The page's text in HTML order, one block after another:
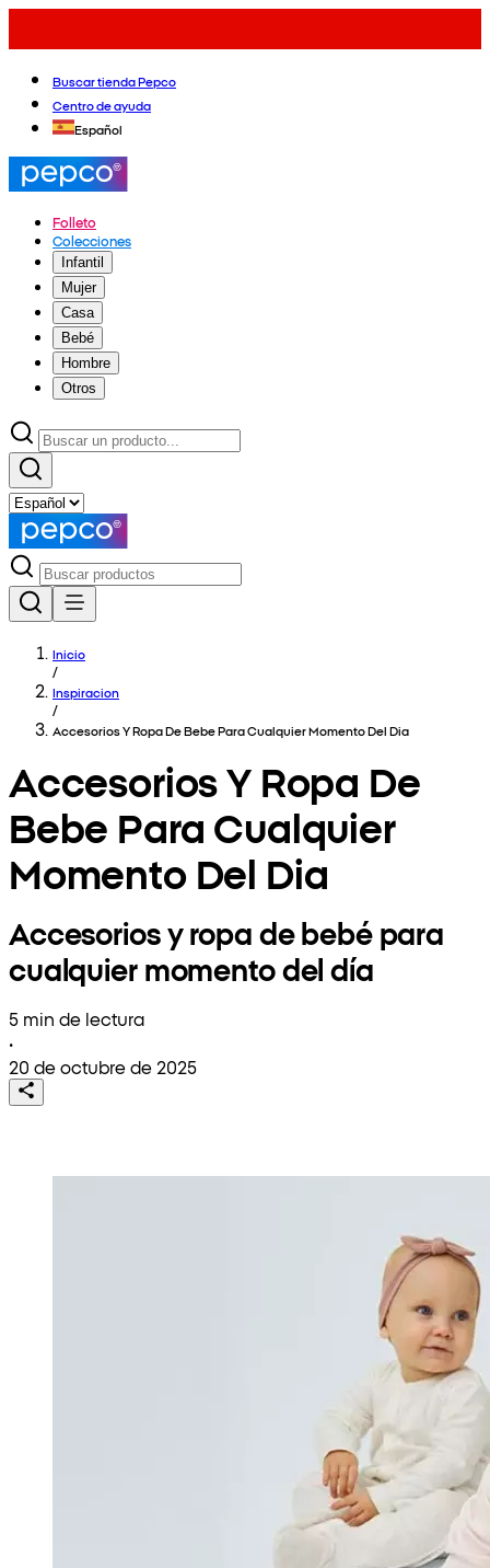
Buscar tienda Pepco
Centro de ayuda
Español
Folleto
Colecciones
Infantil
Mujer
Casa
Bebé
Hombre
Otros
Inicio
/
Inspiracion
/
Accesorios Y Ropa De Bebe Para Cualquier Momento Del Dia
Accesorios Y Ropa De
Bebe Para Cualquier
Momento Del Dia
Accesorios y ropa de bebé para
cualquier momento del día
5 min de lectura
•
20 de octubre de 2025